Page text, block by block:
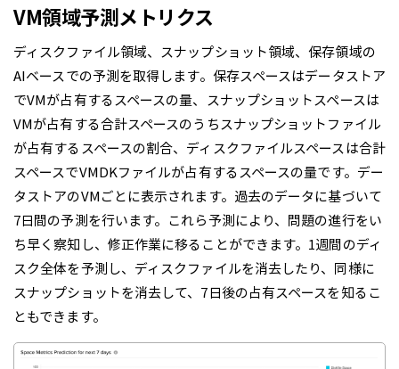
VM領域予測メトリクス
ディスクファイル領域、スナップショット領域、保存領域の
AIベースでの予測を取得します。保存スペースはデータストア
でVMが占有するスペースの量、スナップショットスペースは
VMが占有する合計スペースのうちスナップショットファイル
が占有するスペースの割合、ディスクファイルスペースは合計
スペースでVMDKファイルが占有するスペースの量です。デー
タストアのVMごとに表示されます。過去のデータに基づいて
7日間の予測を行います。これら予測により、問題の進行をい
ち早く察知し、修正作業に移ることができます。1週間のディ
スク全体を予測し、ディスクファイルを消去したり、同様に
スナップショットを消去して、7日後の占有スペースを知るこ
ともできます。